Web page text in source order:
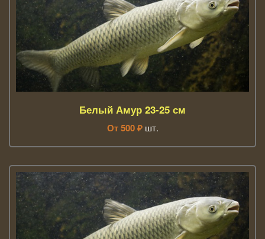
Белый Амур 23-25 см
От500 ₽ шт.